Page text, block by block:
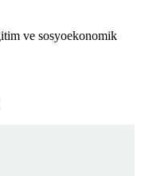
ve sosyoekonomik